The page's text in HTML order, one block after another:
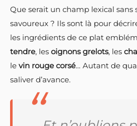
Que serait un champ lexical sans
savoureux ? Ils sont là pour
les ingrédients de ce plat
tendre, les oignons grelots, les
le vin rouge corsé… Autant de
saliver d’avance.